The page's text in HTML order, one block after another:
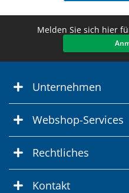
Melden Sie sich hier
Unternehmen
Webshop-Services
Rechtliches
Kontakt